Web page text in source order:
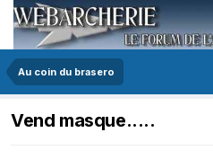
Au coin du brasero
Vend masque.....